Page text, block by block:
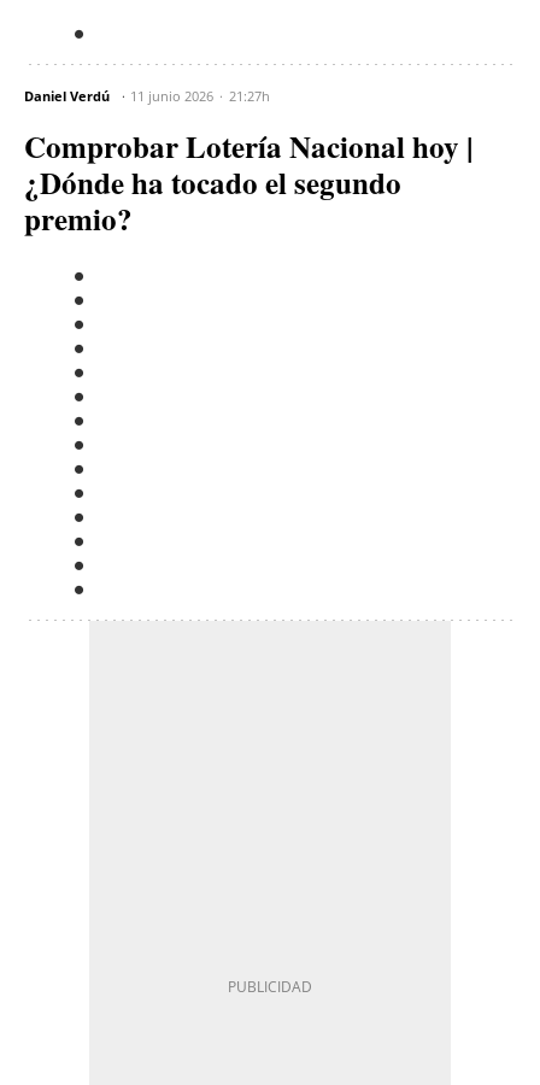
Daniel Verdú 11 junio 2026 21:27h
Comprobar Lotería Nacional hoy |
¿Dónde ha tocado el segundo
premio?